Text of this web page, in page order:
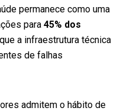
permanece como uma
para 45% dos
a infraestrutura técnica
de falhas
admitem o hábito de